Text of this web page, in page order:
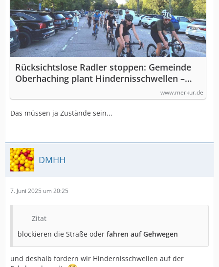
Rücksichtslose Radler stoppen: Gemeinde
Oberhaching plant Hindernisschwellen –
www.merkur.de
Das müssen ja Zustände sein...
DMHH
7. Juni 2025 um 20:25
Zitat
blockieren die Straße oder fahren auf Gehwegen
und deshalb fordern wir Hindernisschwellen auf der